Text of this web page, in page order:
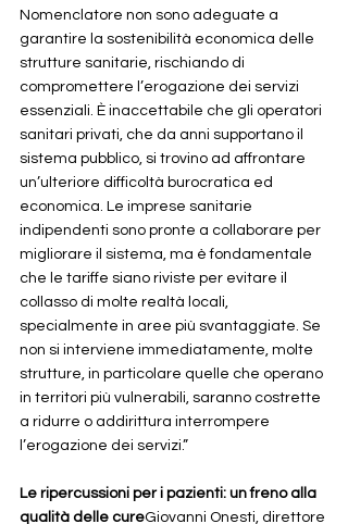
Nomenclatore non sono adeguate a
garantire la sostenibilità economica delle
strutture sanitarie, rischiando di
compromettere l’erogazione dei servizi
essenziali. È inaccettabile che gli operatori
sanitari privati, che da anni supportano il
sistema pubblico, si trovino ad affrontare
un’ulteriore difficoltà burocratica ed
economica. Le imprese sanitarie
indipendenti sono pronte a collaborare per
migliorare il sistema, ma è fondamentale
che le tariffe siano riviste per evitare il
collasso di molte realtà locali,
specialmente in aree più svantaggiate. Se
non si interviene immediatamente, molte
strutture, in particolare quelle che operano
in territori più vulnerabili, saranno costrette
a ridurre o addirittura interrompere
l’erogazione dei servizi.”
Le ripercussioni per i pazienti: un freno alla
qualità delle cureGiovanni Onesti, direttore